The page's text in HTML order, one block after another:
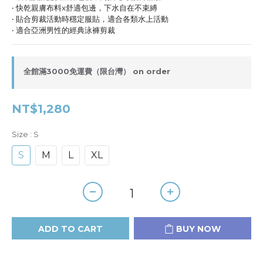
‧ 快乾親膚布料x舒適包邊，下水自在不束縛
‧ 貼合剪裁活動時穩定服貼，適合各類水上活動
‧ 適合亞洲男性的經典泳褲剪裁
全館滿3000免運費（限台灣） on order
NT$1,280
Size : S
S M L XL
ADD TO CART BUY NOW